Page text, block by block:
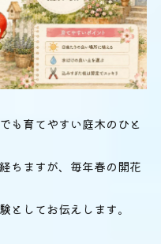
も育てやすい庭木のひと
ちますが、毎年春の開花
としてお伝えします。